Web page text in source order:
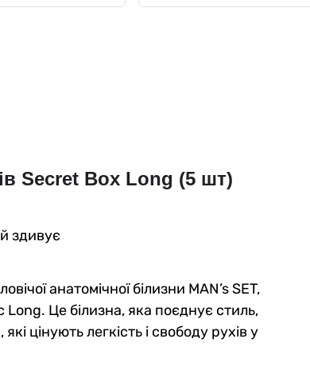
Secret Box Long (5 шт)
здивує
анатомічної білизни MAN’s SET,
Це білизна, яка поєднує стиль,
цінують легкість і свободу рухів у